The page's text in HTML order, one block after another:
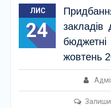
ЛИС
24
закладів
жовтень